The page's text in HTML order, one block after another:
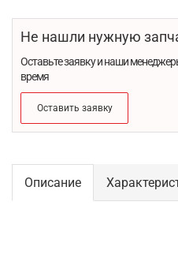
Не нашли нужную
Оставьте заявку и наши
время
Оставить заявку
Описание